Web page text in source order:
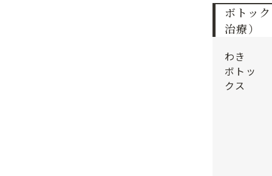
ボトッ
治療）
わき
ボトッ
クス